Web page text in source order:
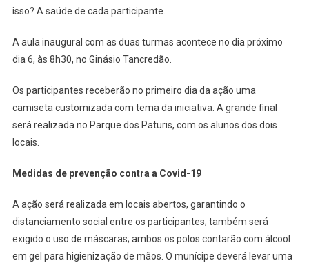
isso? A saúde de cada participante.
A aula inaugural com as duas turmas acontece no dia próximo
dia 6, às 8h30, no Ginásio Tancredão.
Os participantes receberão no primeiro dia da ação uma
camiseta customizada com tema da iniciativa. A grande final
será realizada no Parque dos Paturis, com os alunos dos dois
locais.
Medidas de prevenção contra a Covid-19
A ação será realizada em locais abertos, garantindo o
distanciamento social entre os participantes; também será
exigido o uso de máscaras; ambos os polos contarão com álcool
em gel para higienização de mãos. O munícipe deverá levar uma